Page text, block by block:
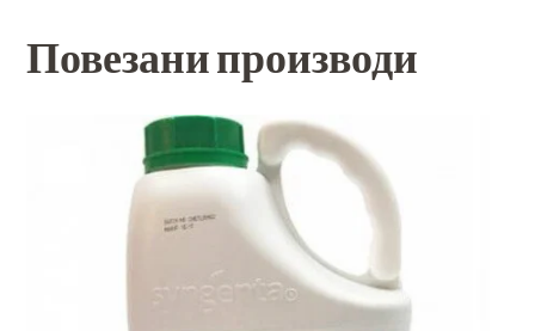
Повезани производи